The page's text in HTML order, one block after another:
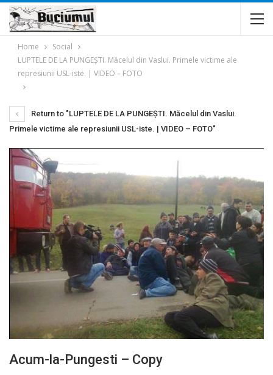
Home
Social
LUPTELE DE LA PUNGEȘTI. Măcelul din Vaslui. Primele victime ale
represiunii USL-iste. | VIDEO – FOTO
Return to "LUPTELE DE LA PUNGEȘTI. Măcelul din Vaslui.
Primele victime ale represiunii USL-iste. | VIDEO – FOTO"
Acum-la-Pungesti – Copy